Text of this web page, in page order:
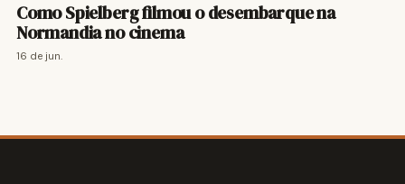
Como Spielberg filmou o desembarque na
Normandia no cinema
16 de jun.